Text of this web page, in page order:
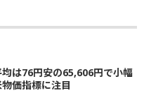
均は76円安の65,606円で小幅
価指標に注目